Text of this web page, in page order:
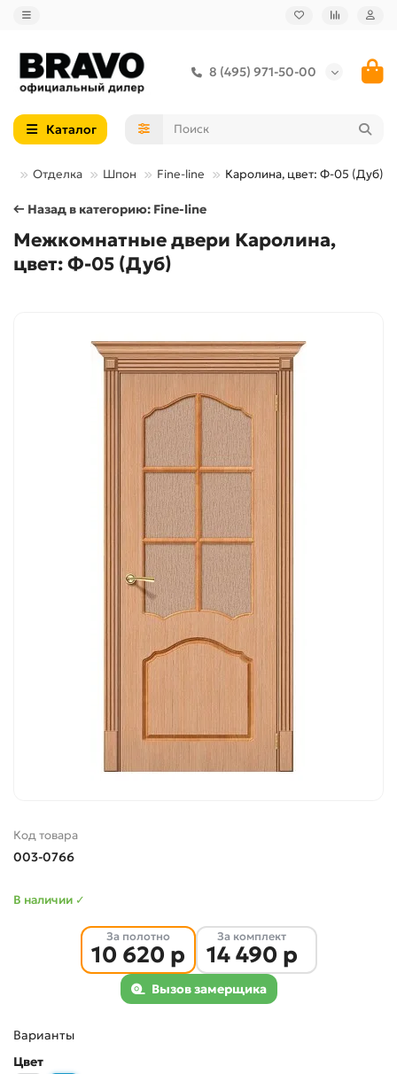
8 (495) 971-50-00
Каталог
Отделка Шпон Fine-line Каролина, цвет: Ф-05 (Дуб)
← Назад в категорию: Fine-line
Межкомнатные двери Каролина,
цвет: Ф-05 (Дуб)
Код товара
003-0766
В наличии ✓
За полотно
10 620 р
За комплект
14 490 р
Вызов замерщика
Варианты
Цвет